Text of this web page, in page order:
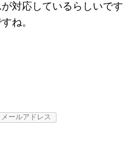
対応しているらしいです
ね。
メールアドレス